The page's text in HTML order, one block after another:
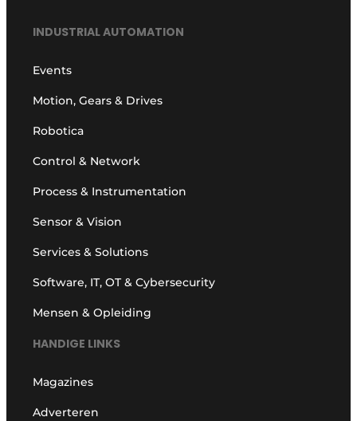
INDUSTRIAL AUTOMATION
Events
Motion, Gears & Drives
Robotica
Control & Network
Process & Instrumentation
Sensor & Vision
Services & Solutions
Software, IT, OT & Cybersecurity
Mensen & Opleiding
HANDIGE LINKS
Magazines
Adverteren